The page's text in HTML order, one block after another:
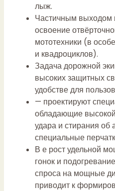
лыж.
Частичным выходом
освоение
мототехники (в
и квадроциклов).
Задача дорожной
высоких защитных
удобстве для
— проектируют
обладающие
удара и стирания об
специальные
В е рост удельной
гонок и
спроса на мощные
приводит к